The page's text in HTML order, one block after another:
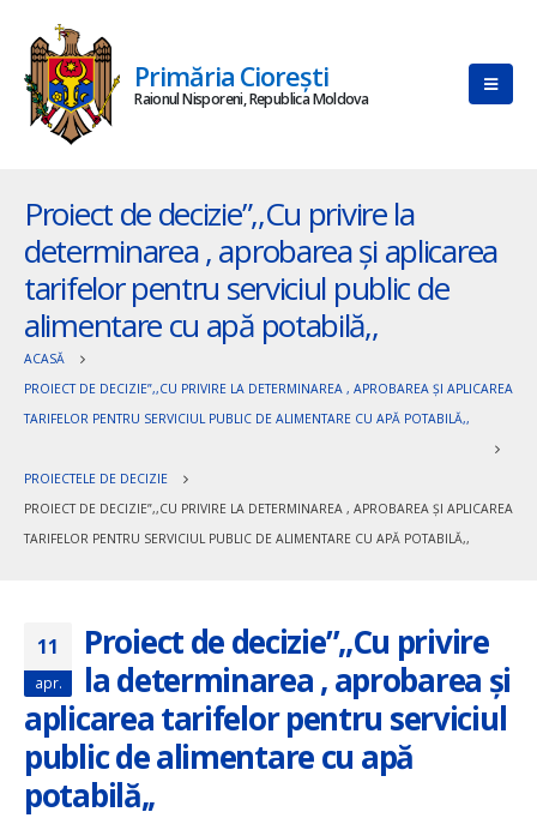
Primăria Ciorești
Raionul Nisporeni, Republica Moldova
Proiect de decizie”,,Cu privire la
determinarea , aprobarea și aplicarea
tarifelor pentru serviciul public de
alimentare cu apă potabilă,,
ACASĂ
PROIECT DE DECIZIE”,,CU PRIVIRE LA DETERMINAREA , APROBAREA ȘI APLICAREA
TARIFELOR PENTRU SERVICIUL PUBLIC DE ALIMENTARE CU APĂ POTABILĂ,,
PROIECTELE DE DECIZIE
PROIECT DE DECIZIE”,,CU PRIVIRE LA DETERMINAREA , APROBAREA ȘI APLICAREA
TARIFELOR PENTRU SERVICIUL PUBLIC DE ALIMENTARE CU APĂ POTABILĂ,,
11
apr.
Proiect de decizie”,,Cu privire
la determinarea , aprobarea și
aplicarea tarifelor pentru serviciul
public de alimentare cu apă
potabilă,,